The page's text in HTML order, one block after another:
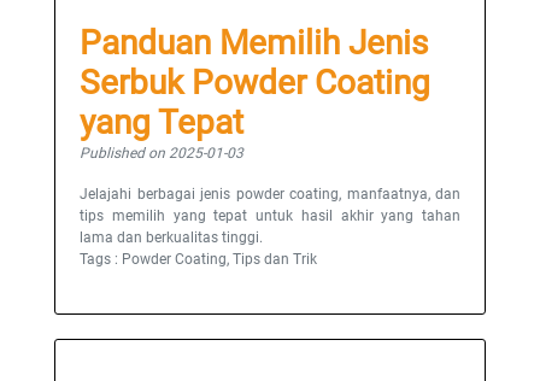
Panduan Memilih Jenis
Serbuk Powder Coating
yang Tepat
Published on 2025-01-03
Jelajahi berbagai jenis powder coating, manfaatnya, dan
tips memilih yang tepat untuk hasil akhir yang tahan
lama dan berkualitas tinggi.
Tags : Powder Coating, Tips dan Trik